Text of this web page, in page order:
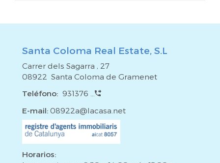
Santa Coloma Real Estate, S.L
Carrer dels Sagarra , 27
08922 Santa Coloma de Gramenet
Teléfono: 931376 ...
E-mail: 08922a@lacasa.net
Horarios: